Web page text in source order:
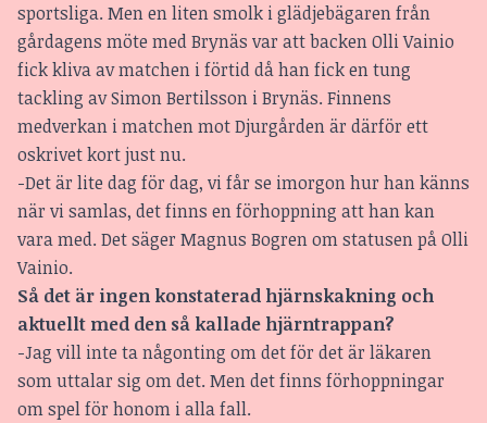
sportsliga. Men en liten smolk i glädjebägaren från
gårdagens möte med Brynäs var att backen Olli Vainio
fick kliva av matchen i förtid då han fick en tung
tackling av Simon Bertilsson i Brynäs. Finnens
medverkan i matchen mot Djurgården är därför ett
oskrivet kort just nu.
-Det är lite dag för dag, vi får se imorgon hur han känns
när vi samlas, det finns en förhoppning att han kan
vara med. Det säger Magnus Bogren om statusen på Olli
Vainio.
Så det är ingen konstaterad hjärnskakning och
aktuellt med den så kallade hjärntrappan?
-Jag vill inte ta någonting om det för det är läkaren
som uttalar sig om det. Men det finns förhoppningar
om spel för honom i alla fall.